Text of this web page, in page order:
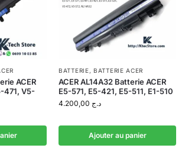
ACER
471, V5-
BATTERIE,BATTERIE ACER
ACER AL14A32 Batterie ACER
E5-571, E5-421, E5-511, E1-510
د.ج
Ajouter au panier